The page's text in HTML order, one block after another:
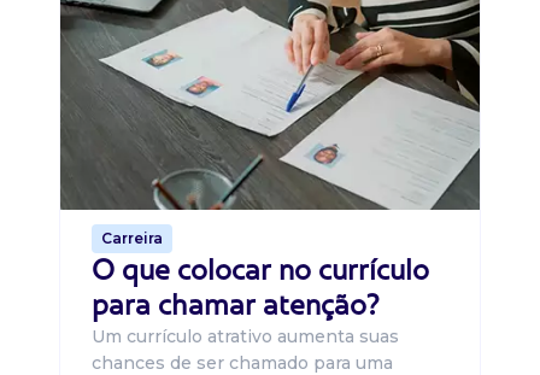
Carreira
O que colocar no currículo
para chamar atenção?
Um currículo atrativo aumenta suas
chances de ser chamado para uma